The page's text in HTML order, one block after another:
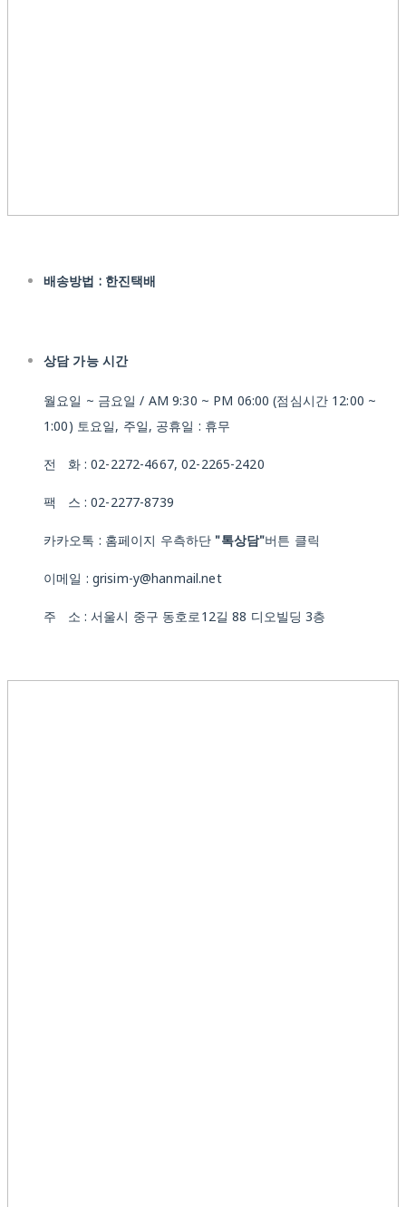
배송방법 : 한진택배
상담 가능 시간
월요일 ~ 금요일 / AM 9:30 ~ PM 06:00 (점심시간 12:00 ~
1:00) 토요일, 주일, 공휴일 : 휴무
전 화 : 02-2272-4667, 02-2265-2420
팩 스 : 02-2277-8739
카카오톡 : 홈페이지 우측하단 "톡상담"버튼 클릭
이메일 : grisim-y@hanmail.net
주 소 : 서울시 중구 동호로12길 88 디오빌딩 3층